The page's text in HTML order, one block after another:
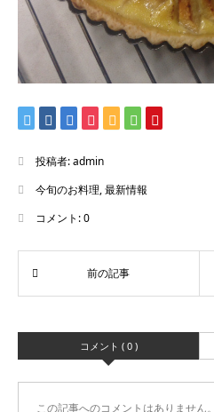
投稿者:admin
今旬のお料理,最新情報
コメント:0
コメント ( 0 )
この記事へのコメントはありません。